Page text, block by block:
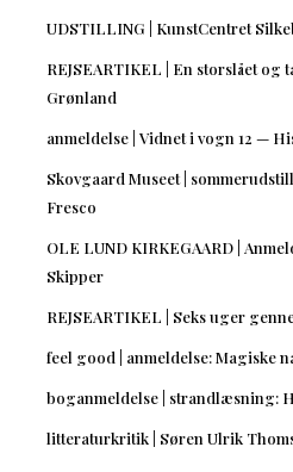
UDSTILLING | KunstCentret
REJSEARTIKEL | En storslået og
Grønland
anmeldelse | Vidnet i vogn 12 —
Skovgaard Museet |
Fresco
OLE LUND KIRKEGAARD |
Skipper
REJSEARTIKEL | Seks uger
feel good | anmeldelse: Magiske
boganmeldelse | strandlæsning:
litteraturkritik | Søren Ulrik